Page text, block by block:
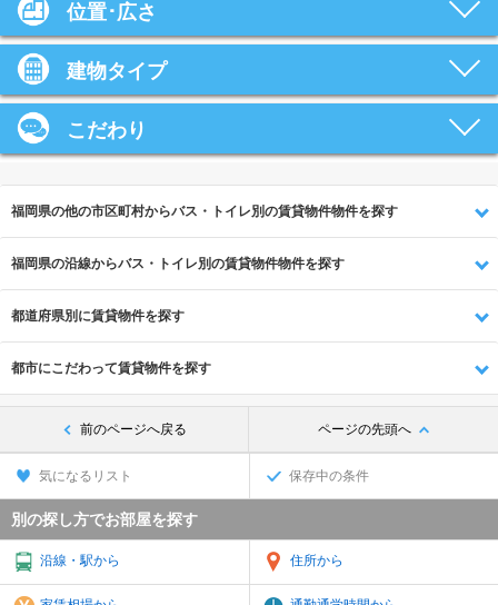
位置･広さ
建物タイプ
こだわり
福岡県の他の市区町村からバス・トイレ別の賃貸物件物件を探す
福岡県の沿線からバス・トイレ別の賃貸物件物件を探す
都道府県別に賃貸物件を探す
都市にこだわって賃貸物件を探す
前のページへ戻る ページの先頭へ
気になるリスト 保存中の条件
別の探し方でお部屋を探す
沿線・駅から 住所から